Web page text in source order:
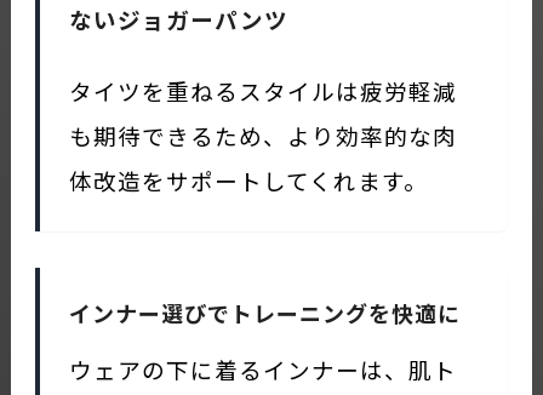
ないジョガーパンツ
タイツを重ねるスタイルは疲労軽減
も期待できるため、より効率的な肉
体改造をサポートしてくれます。
インナー選びでトレーニングを快適に
ウェアの下に着るインナーは、肌ト